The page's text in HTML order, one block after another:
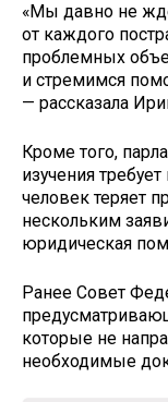
«Мы давно не
от каждого
проблемных
и стремимся
— рассказала
Кроме того,
изучения
человек теряет
нескольким
юридическая
Ранее Совет
которые не
необходимые